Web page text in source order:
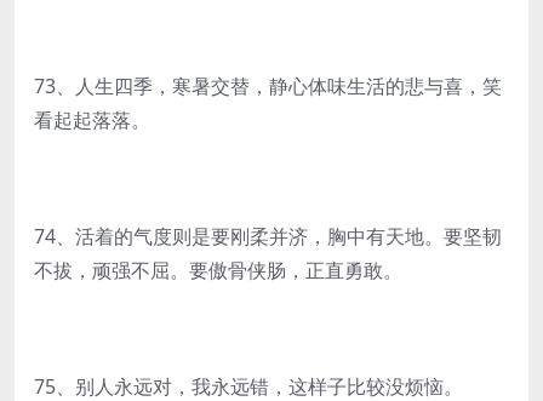
73、人生四季，寒暑交替，静心体味生活的悲与喜，笑
看起起落落。
74、活着的气度则是要刚柔并济，胸中有天地。要坚韧
不拔，顽强不屈。要傲骨侠肠，正直勇敢。
75、别人永远对，我永远错，这样子比较没烦恼。